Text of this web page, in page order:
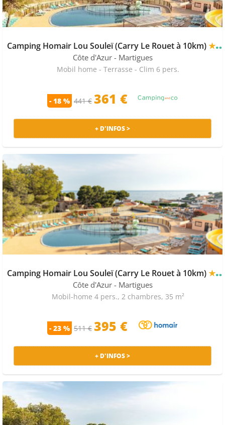
Camping Homair Lou Souleï (Carry Le Rouet à 10km)★★★★
Côte d'Azur - Martigues
Mobil home - Terrasse - Clim 6 pers.
- 18 % 441 € 361 €
+ D'INFOS >
Camping Homair Lou Souleï (Carry Le Rouet à 10km)★★★★
Côte d'Azur - Martigues
Mobil-home 4 pers., 2 chambres, 35 m²
- 23 % 511 € 395 €
+ D'INFOS >